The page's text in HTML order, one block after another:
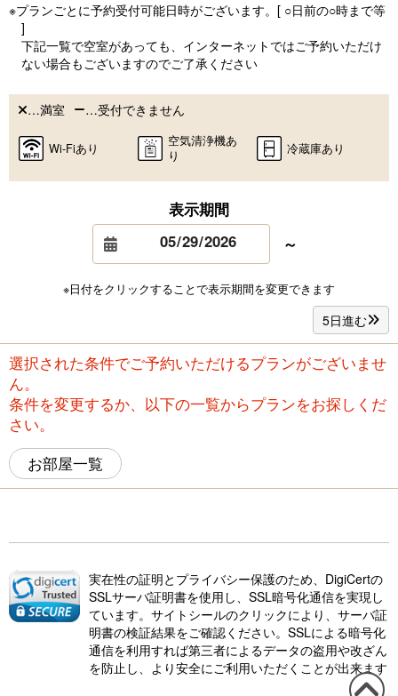
※プランごとに予約受付可能日時がございます。[ ○日前の○時まで等
]
下記一覧で空室があっても、インターネットではご予約いただけ
ない場合もございますのでご了承ください
…満室 …受付できません
Wi-Fiあり
空気清浄機あ
り
冷蔵庫あり
表示期間
～
※日付をクリックすることで表示期間を変更できます
5日進む
選択された条件でご予約いただけるプランがございませ
ん。
条件を変更するか、以下の一覧からプランをお探しくだ
さい。
お部屋一覧
実在性の証明とプライバシー保護のため、DigiCertの
SSLサーバ証明書を使用し、SSL暗号化通信を実現し
ています。サイトシールのクリックにより、サーバ証
明書の検証結果をご確認ください。SSLによる暗号化
通信を利用すれば第三者によるデータの盗用や改ざん
を防止し、より安全にご利用いただくことが出来ます